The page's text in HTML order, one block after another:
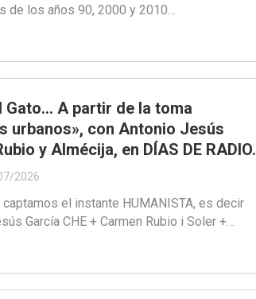
de los años 90, 2000 y 2010…
Gato… A partir de la toma
urbanos», con Antonio Jesús
y Almécija, en DÍAS DE RADIO.
2026
el instante HUMANISTA, es decir
García CHE + Carmen Rubio i Soler +…